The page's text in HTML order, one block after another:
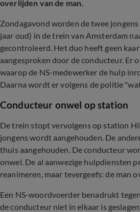
overlijden van de man.
Zondagavond worden de twee
jaar oud) in de trein van Amsterdam
gecontroleerd. Het duo heeft geen
aangesproken door de conducteur. Er
waarop de NS-medewerker de hulp
Daarna wordt er volgens de politie
Conducteur onwel op station
De trein stopt vervolgens op station
jongens wordt aangehouden. De
thuis aangehouden. De conducteur
onwel. De al aanwezige hulpdiensten
reanimeren, maar tevergeefs: de man
Een NS-woordvoerder benadrukt tegen
de conducteur niet in elkaar is